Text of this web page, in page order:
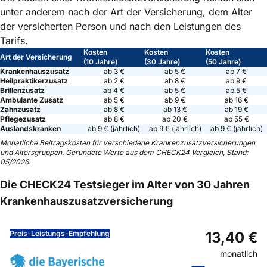
Ernstfall bestmöglich abgesichert ist. Neben den genannten
Leistungen bieten gute Tarife etwa die Möglichkeit zum
Rooming-in, d. h. Sie werden als Begleitperson gemeinsam
mit Ihrem Kind im Krankenhaus untergebracht.
Malariaprophylaxe
Die Erstattung erfolgt in der Regel bis zu einer jährlichen
Höchstgrenze. Meist liegt diese zwischen 100 und 500 €
pro Jahr.
unter anderem nach der Art der Versicherung, dem Alter
der versicherten Person und nach den Leistungen des
Tarifs.
Art der Versicherung
Kosten
(10 Jahre)
Kosten
(30 Jahre)
Kosten
(50 Jahre)
Kranken­haus­zusatz
ab 3 € ab 5 €
ab 7 €
Heil­praktiker­zusatz
ab 2 € ab 8 €
ab 9 €
Brillen­zusatz
ab 4 € ab 5 €
ab 5 €
Ambulante Zusatz
ab 5 € ab 9 €
ab 16 €
Zahn­zusatz
ab 8 € ab 13 €
ab 19 €
Pflege­zusatz
ab 8 € ab 20 €
ab 55 €
Auslands­kranken
ab 9 € (jährlich) ab 9 € (jährlich)
ab 9 € (jährlich)
Monatliche Beitragskosten für verschiedene Krankenzusatz­versicherungen
und Altersgruppen. Gerundete Werte aus dem CHECK24 Vergleich, Stand:
05/2026.
Die CHECK24 Testsieger im Alter von 30 Jahren
Krankenhauszusatzversicherung
Preis-Leistungs-Empfehlung 13,40 €
monatlich